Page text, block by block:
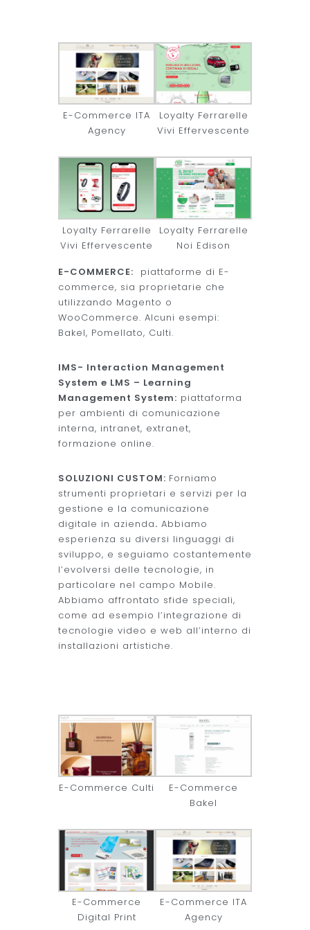
E-Commerce ITA
Agency
Loyalty Ferrarelle
Vivi Effervescente
Loyalty Ferrarelle
Vivi Effervescente
Loyalty Ferrarelle
Noi Edison
E-COMMERCE: piattaforme di E-
commerce, sia proprietarie che
utilizzando Magento o
WooCommerce. Alcuni esempi:
Bakel, Pomellato, Culti.
IMS- Interaction Management
System e LMS – Learning
Management System: piattaforma
per ambienti di comunicazione
interna, intranet, extranet,
formazione online.
SOLUZIONI CUSTOM: Forniamo
strumenti proprietari e servizi per la
gestione e la comunicazione
digitale in azienda. Abbiamo
esperienza su diversi linguaggi di
sviluppo, e seguiamo costantemente
l’evolversi delle tecnologie, in
particolare nel campo Mobile.
Abbiamo affrontato sfide speciali,
come ad esempio l’integrazione di
tecnologie video e web all’interno di
installazioni artistiche.
E-Commerce Culti
E-Commerce
Bakel
E-Commerce
Digital Print
E-Commerce ITA
Agency